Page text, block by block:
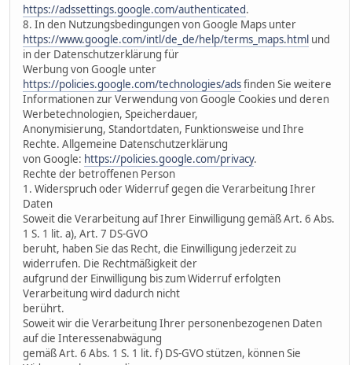
https://adssettings.google.com/authenticated.
8. In den Nutzungsbedingungen von Google Maps unter
https://www.google.com/intl/de_de/help/terms_maps.html und
in der Datenschutzerklärung für
Werbung von Google unter
https://policies.google.com/technologies/adsfinden Sie weitere
Informationen zur Verwendung von Google Cookies und deren
Werbetechnologien, Speicherdauer,
Anonymisierung, Standortdaten, Funktionsweise und Ihre
Rechte. Allgemeine Datenschutzerklärung
von Google: https://policies.google.com/privacy.
Rechte der betroffenen Person
1. Widerspruch oder Widerruf gegen die Verarbeitung Ihrer
Daten
Soweit die Verarbeitung auf Ihrer Einwilligung gemäß Art. 6 Abs.
1 S. 1 lit. a), Art. 7 DS-GVO
beruht, haben Sie das Recht, die Einwilligung jederzeit zu
widerrufen. Die Rechtmäßigkeit der
aufgrund der Einwilligung bis zum Widerruf erfolgten
Verarbeitung wird dadurch nicht
berührt.
Soweit wir die Verarbeitung Ihrer personenbezogenen Daten
auf die Interessenabwägung
gemäß Art. 6 Abs. 1 S. 1 lit. f) DS-GVO stützen, können Sie